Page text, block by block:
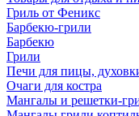
Гриль от Феникс
Барбекю-грили
Барбекю
Грили
Печи для пицы,
Очаги для костра
Мангалы и решетки-